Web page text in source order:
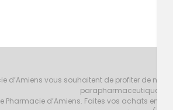
d’Amiens vous souhaitent de profiter de
parapharmaceutiques,
Pharmacie d’Amiens. Faites vos achats en